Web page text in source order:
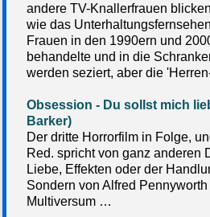
andere TV-Knallerfrauen
wie das
Frauen in den 1990ern und
behandelte und in die
werden seziert, aber die
Obsession - Du sollst mich
Barker)
Der dritte Horrorfilm in Folge,
Red. spricht von ganz anderen
Liebe, Effekten oder der
Sondern von Alfred
Multiversum …